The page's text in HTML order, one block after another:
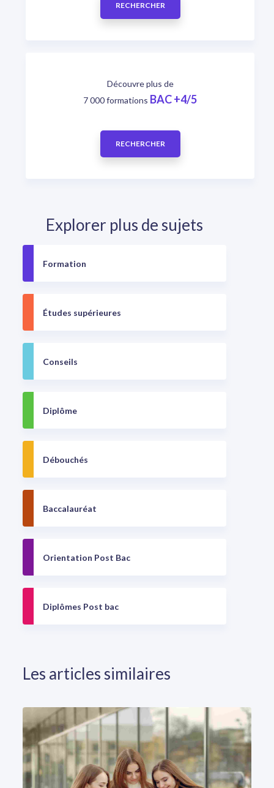
RECHERCHER
Découvre plus de
7 000 formations BAC +4/5
RECHERCHER
Explorer plus de sujets
Formation
Études supérieures
Conseils
Diplôme
Débouchés
Baccalauréat
Orientation Post Bac
Diplômes Post bac
Les articles similaires